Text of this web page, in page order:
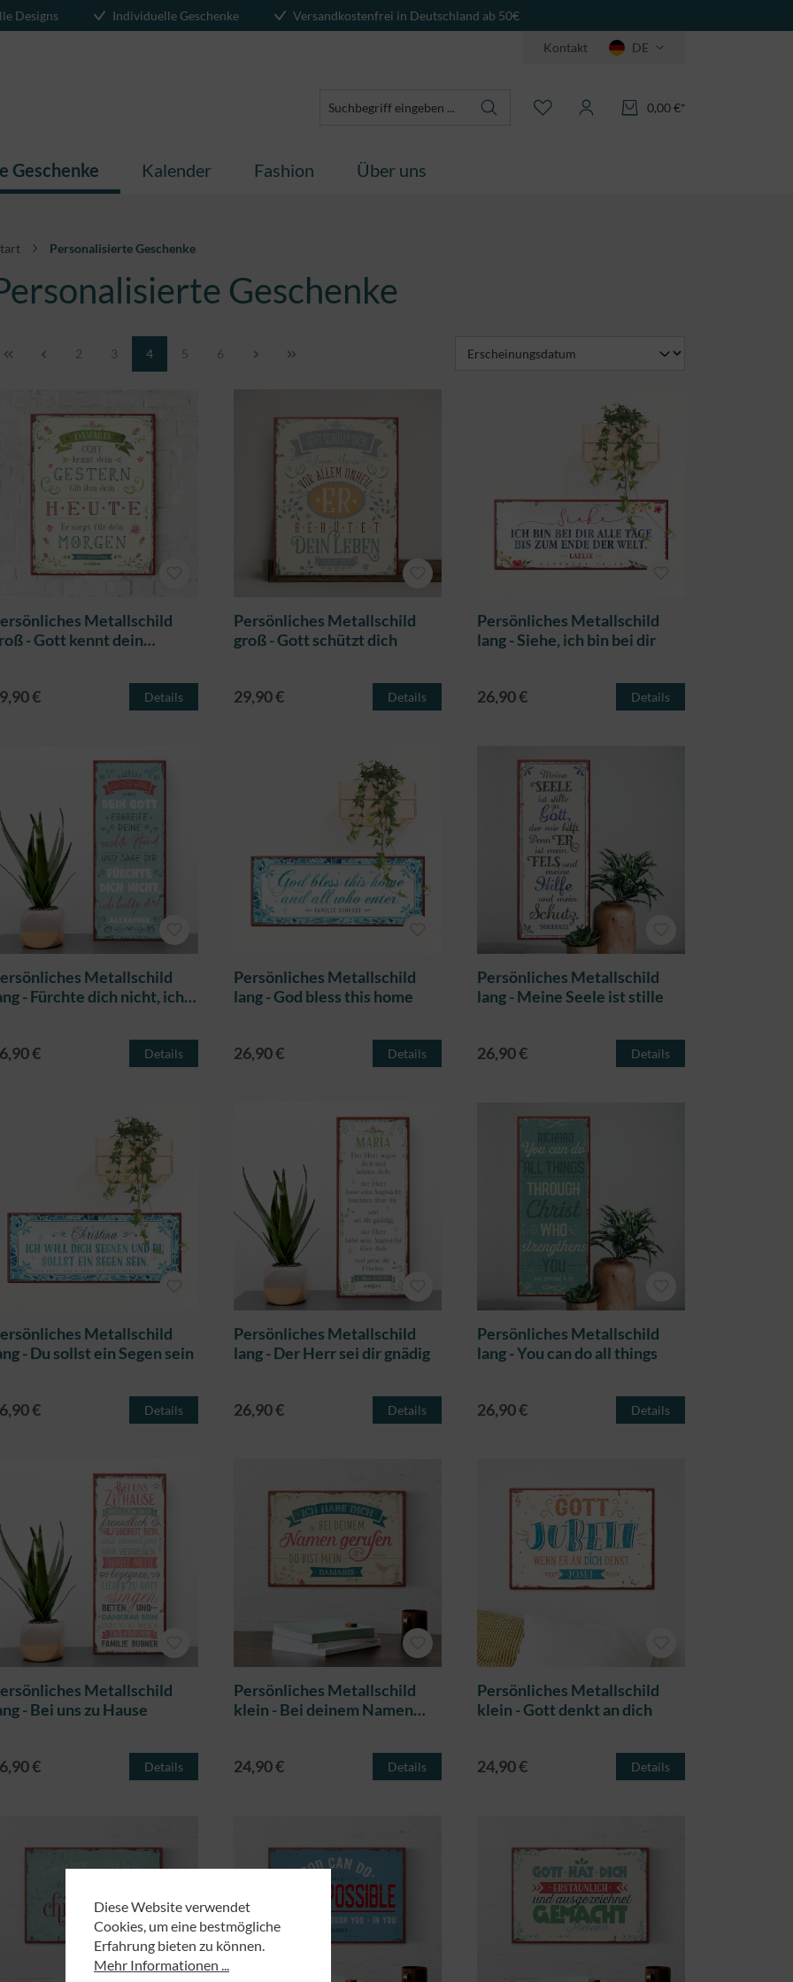
Designs Individuelle Geschenke Versandkostenfrei in Deutschland ab 50€
Kontakt DE
0,00 €*
Geschenke Kalender Fashion Über uns
Personalisierte Geschenke
Geschenke
Seite
2 Seite
3 Seite
4 Seite
5 Seite
6
Metallschild
- Gott kennt dein
€
Details
Persönliches Metallschild
groß - Gott schützt dich
29,90 € Details
Persönliches Metallschild
lang - Siehe, ich bin bei dir
26,90 € Details
Metallschild
- Fürchte dich nicht, ich
€
Details
Persönliches Metallschild
lang - God bless this home
26,90 € Details
Persönliches Metallschild
lang - Meine Seele ist stille
26,90 € Details
Metallschild
- Du sollst ein Segen sein
€ Details
Persönliches Metallschild
lang - Der Herr sei dir gnädig
26,90 € Details
Persönliches Metallschild
lang - You can do all things
26,90 € Details
Metallschild
- Bei uns zu Hause
€ Details
Persönliches Metallschild
klein - Bei deinem Namen
24,90 €
Details
Persönliches Metallschild
klein - Gott denkt an dich
24,90 € Details
Diese Website verwendet
Cookies, um eine bestmögliche
Erfahrung bieten zu können.
Mehr Informationen ...